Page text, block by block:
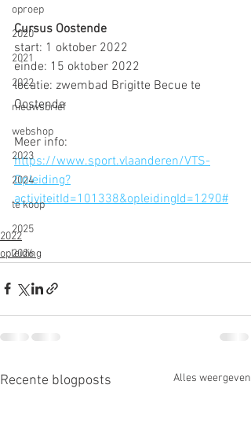
oproep
2020
2021
2022
nieuwsbrief
webshop
2023
2024
te koop
2025
2026
Cursus Oostende
start: 1 oktober 2022
einde: 15 oktober 2022
locatie: zwembad Brigitte Becue te
Oostende
Meer info:
https://www.sport.vlaanderen/VTS-
Opleiding?
activiteitId=101338&opleidingId=1290#
2022
opleiding
Recente blogposts Alles weergeven